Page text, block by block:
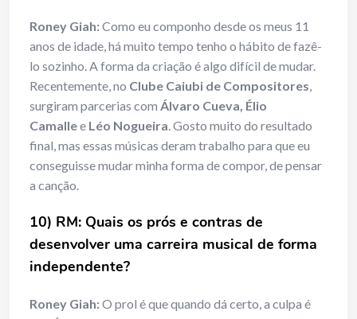
Roney Giah:Como eu componho desde os meus 11
anos de idade, há muito tempo tenho o hábito de fazê-
lo sozinho. A forma da criação é algo difícil de mudar.
Recentemente, no Clube Caiubi de Compositores,
surgiram parcerias com Álvaro Cueva, Élio
Camallee Léo Nogueira. Gosto muito do resultado
final, mas essas músicas deram trabalho para que eu
conseguisse mudar minha forma de compor, de pensar
a canção.
10) RM: Quais os prós e contras de
desenvolver uma carreira musical de forma
independente?
Roney Giah:O prol é que quando dá certo, a culpa é